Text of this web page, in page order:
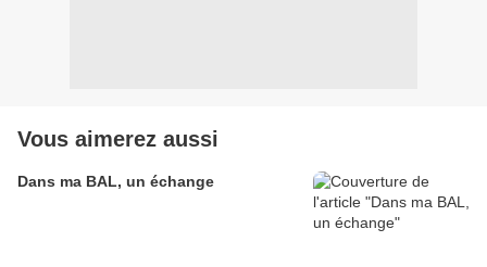
Vous aimerez aussi
Dans ma BAL, un échange